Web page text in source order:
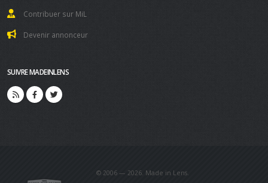
Contribuer sur MiL
Devenir annonceur
SUIVRE MADEINLENS
© 2006 — 2026. Made in Lens.